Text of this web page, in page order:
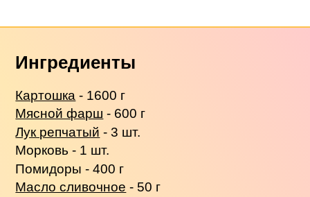
Ингредиенты
Картошка - 1600 г
Мясной фарш - 600 г
Лук репчатый - 3 шт.
Морковь - 1 шт.
Помидоры - 400 г
Масло сливочное - 50 г